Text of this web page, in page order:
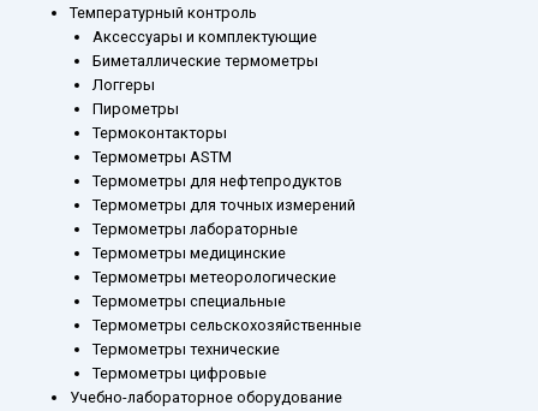
Температурный контроль
Аксессуары и комплектующие
Биметаллические термометры
Логгеры
Пирометры
Термоконтакторы
Термометры ASTM
Термометры для нефтепродуктов
Термометры для точных измерений
Термометры лабораторные
Термометры медицинские
Термометры метеорологические
Термометры специальные
Термометры сельскохозяйственные
Термометры технические
Термометры цифровые
Учебно-лабораторное оборудование